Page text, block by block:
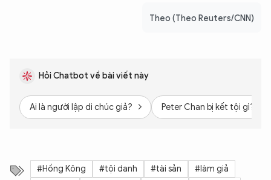
Theo (Theo Reuters/CNN)
Hỏi Chatbot về bài viết này
Ai là người lập di chúc giả? Peter Chan bị kết tội gì?
#Hồng Kông #tội danh #tài sản
#làm giả